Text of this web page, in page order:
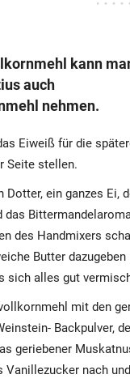
GmbH & Co KG 2026
kann
auch
nehmen.
Seite stellen.
Dotter, ein ganzes Ei,
das
des Handmixers
Butter
sich alles gut
mit den
Backpulver,
geriebener
Vanillezucker nach